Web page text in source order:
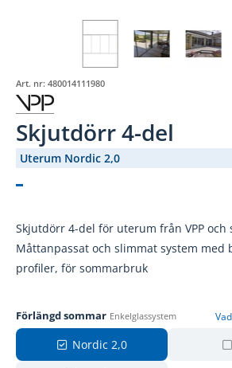
Art. nr: 480014111980
Skjutdörr 4-del
Uterum Nordic 2,0
Skjutdörr 4-del för uterum från VPP och
Måttanpassat och slimmat system med
profiler, för sommarbruk
Förlängd sommar Enkelglassystem
Nordic 2,0